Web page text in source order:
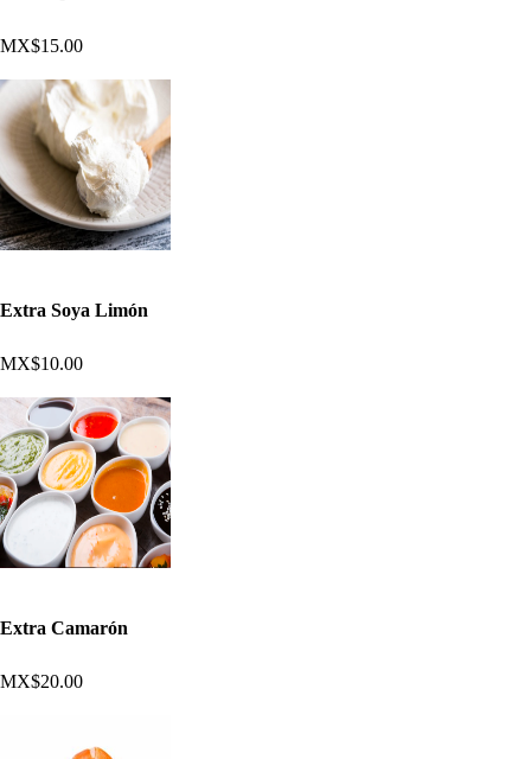
MX$15.00
Extra Soya Limón
MX$10.00
Extra Camarón
MX$20.00